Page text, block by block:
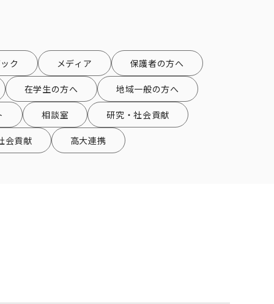
ク メディア 保護者の方へ
在学生の方へ 地域一般の方へ
相談室 研究・社会貢献
会貢献 高大連携